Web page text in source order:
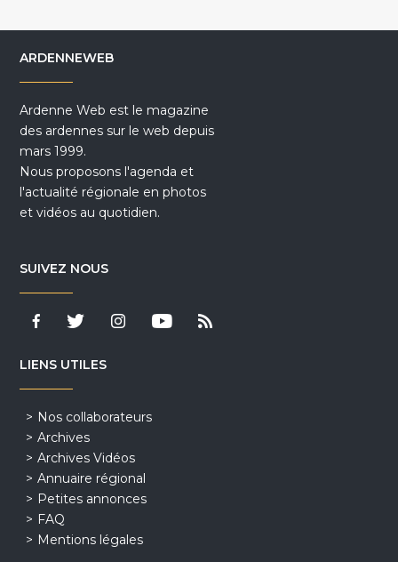
ARDENNEWEB
Ardenne Web est le magazine
des ardennes sur le web depuis
mars 1999.
Nous proposons l'agenda et
l'actualité régionale en photos
et vidéos au quotidien.
SUIVEZ NOUS
LIENS UTILES
Nos collaborateurs
Archives
Archives Vidéos
Annuaire régional
Petites annonces
FAQ
Mentions légales